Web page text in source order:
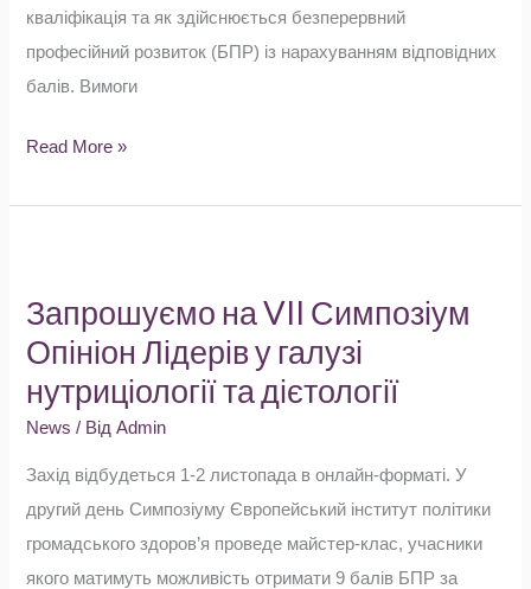
кваліфікація та як здійснюється безперервний
професійний розвиток (БПР) із нарахуванням відповідних
балів. Вимоги
Read More »
Запрошуємо на VII Симпозіум
Опініон Лідерів у галузі
нутриціології та дієтології
News / ВідAdmin
Захід відбудеться 1-2 листопада в онлайн-форматі. У
другий день Симпозіуму Європейський інститут політики
громадського здоров’я проведе майстер-клас, учасники
якого матимуть можливість отримати 9 балів БПР за
VII
Симпозіум
Опініон
Лідерів
галузі
нутриціології
та